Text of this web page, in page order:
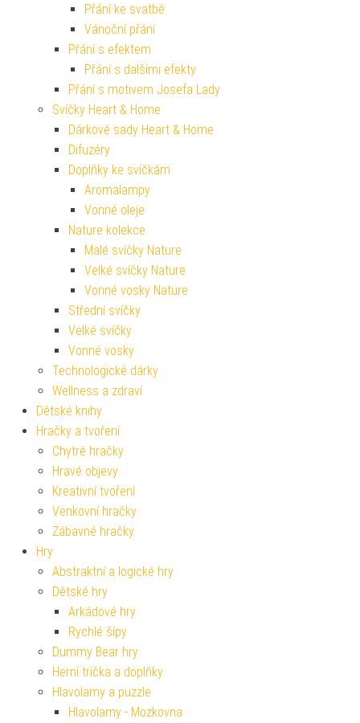
Přání ke svatbě
Vánoční přání
Přání s efektem
Přání s dalšími efekty
Přání s motivem Josefa Lady
Svíčky Heart & Home
Dárkové sady Heart & Home
Difuzéry
Doplňky ke svíčkám
Aromalampy
Vonné oleje
Nature kolekce
Malé svíčky Nature
Velké svíčky Nature
Vonné vosky Nature
Střední svíčky
Velké svíčky
Vonné vosky
Technologické dárky
Wellness a zdraví
Dětské knihy
Hračky a tvoření
Chytré hračky
Hravé objevy
Kreativní tvoření
Venkovní hračky
Zábavné hračky
Hry
Abstraktní a logické hry
Dětské hry
Arkádové hry
Rychlé šípy
Dummy Bear hry
Herní trička a doplňky
Hlavolamy a puzzle
Hlavolamy - Mozkovna